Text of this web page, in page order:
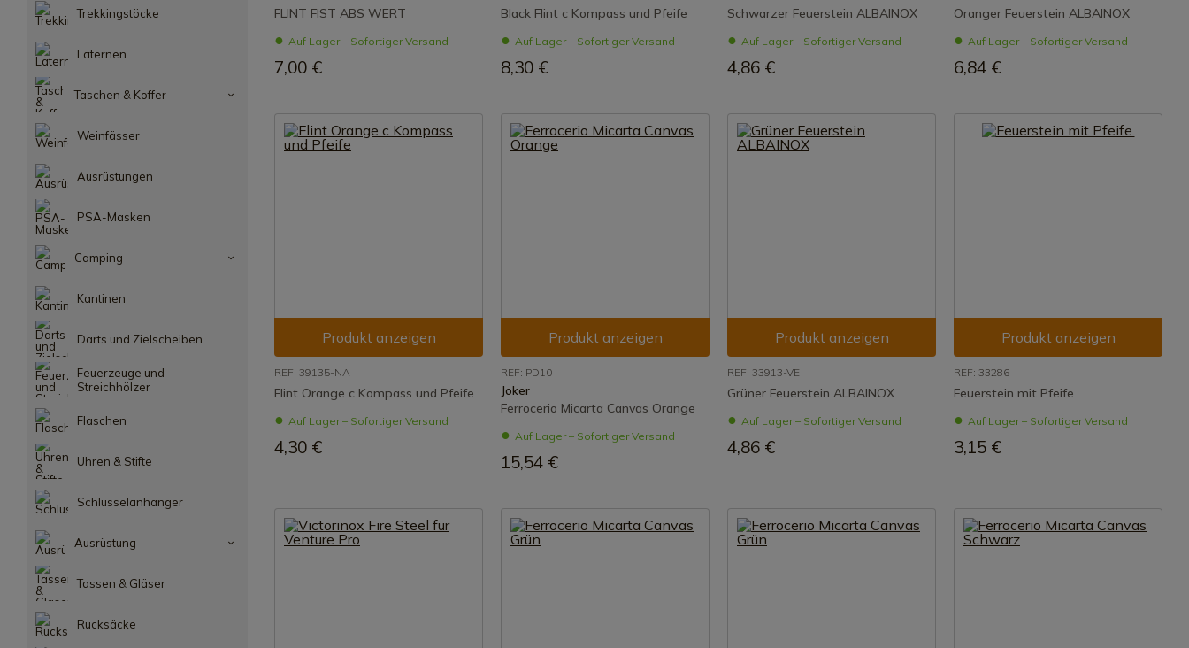
Trekkingstöcke
Laternen
Taschen & Koffer
Weinfässer
Ausrüstungen
PSA-Masken
Camping
Kantinen
Darts und Zielscheiben
Feuerzeuge und
Streichhölzer
Flaschen
Uhren & Stifte
Schlüsselanhänger
Ausrüstung
Tassen & Gläser
Rucksäcke
FLINT FIST ABS WERT
Auf Lager – Sofortiger Versand
7,00 €
Black Flint c Kompass und Pfeife
Auf Lager – Sofortiger Versand
8,30 €
Schwarzer Feuerstein ALBAINOX
Auf Lager – Sofortiger Versand
4,86 €
Oranger Feuerstein ALBAINOX
Auf Lager – Sofortiger Versand
6,84 €
Produkt anzeigen
REF: 39135-NA
Flint Orange c Kompass und Pfeife
Auf Lager – Sofortiger Versand
4,30 €
Produkt anzeigen
REF: PD10
Joker
Ferrocerio Micarta Canvas Orange
Auf Lager – Sofortiger Versand
15,54 €
Produkt anzeigen
REF: 33913-VE
Grüner Feuerstein ALBAINOX
Auf Lager – Sofortiger Versand
4,86 €
Produkt anzeigen
REF: 33286
Feuerstein mit Pfeife.
Auf Lager – Sofortiger Versand
3,15 €